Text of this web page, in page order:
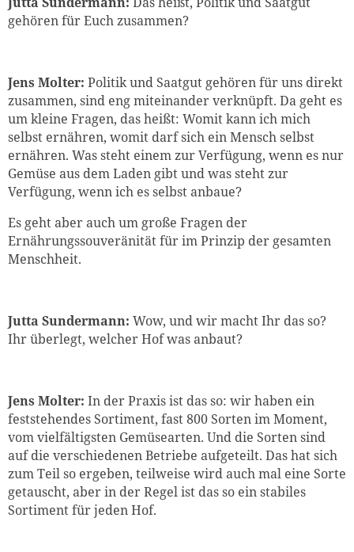
gehören für Euch zusammen?
Jens Molter: Politik und Saatgut gehören für uns direkt
zusammen, sind eng miteinander verknüpft. Da geht es
um kleine Fragen, das heißt: Womit kann ich mich
selbst ernähren, womit darf sich ein Mensch selbst
ernähren. Was steht einem zur Verfügung, wenn es nur
Gemüse aus dem Laden gibt und was steht zur
Verfügung, wenn ich es selbst anbaue?
Es geht aber auch um große Fragen der
Ernährungssouveränität für im Prinzip der gesamten
Menschheit.
Jutta Sundermann: Wow, und wir macht Ihr das so?
Ihr überlegt, welcher Hof was anbaut?
Jens Molter: In der Praxis ist das so: wir haben ein
feststehendes Sortiment, fast 800 Sorten im Moment,
vom vielfältigsten Gemüsearten. Und die Sorten sind
auf die verschiedenen Betriebe aufgeteilt. Das hat sich
zum Teil so ergeben, teilweise wird auch mal eine Sorte
getauscht, aber in der Regel ist das so ein stabiles
Sortiment für jeden Hof.